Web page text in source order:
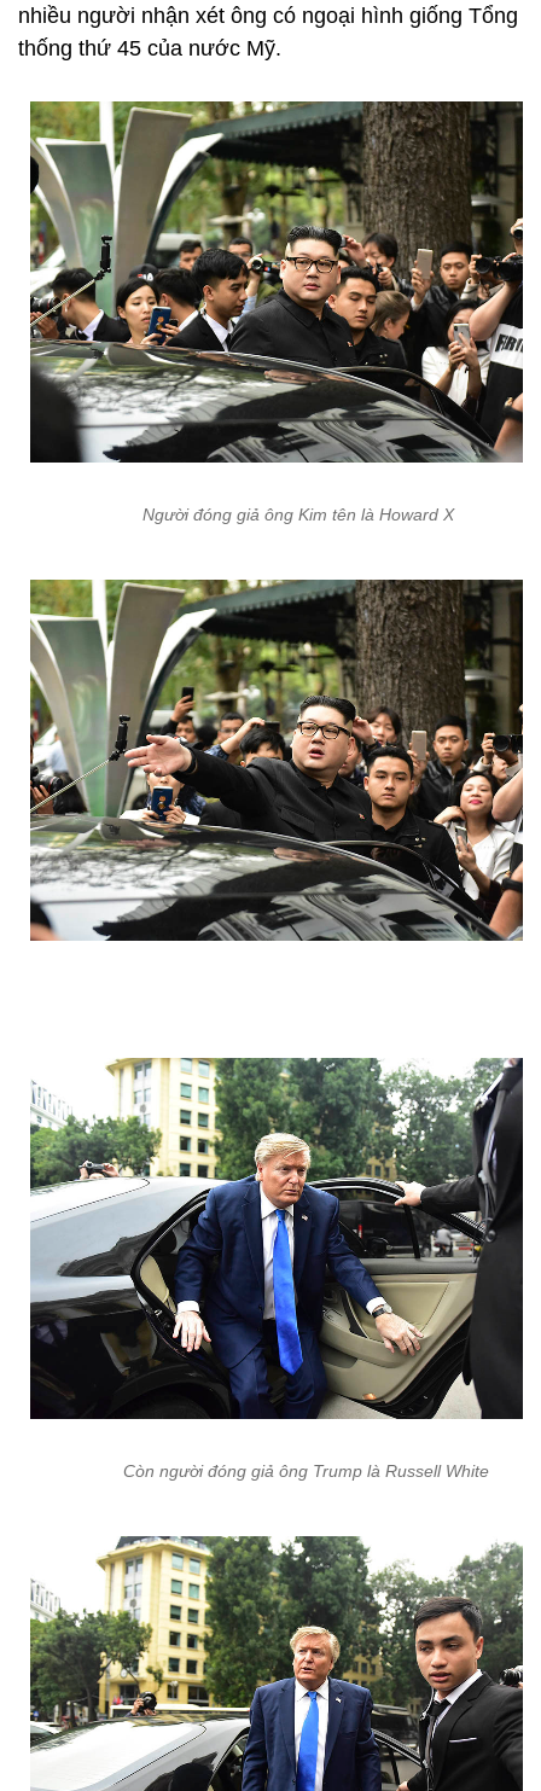
nhiều người nhận xét ông có ngoại hình giống Tổng
thống thứ 45 của nước Mỹ.
Người đóng giả ông Kim tên là Howard X
Còn người đóng giả ông Trump là Russell White